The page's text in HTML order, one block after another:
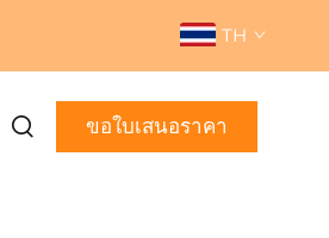
TH
ขอใบเสนอราคา